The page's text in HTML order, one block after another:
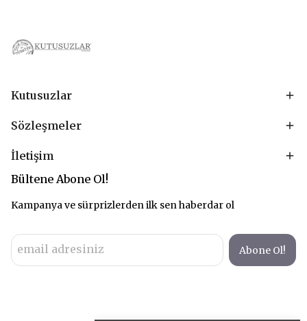
Kutusuzlar
Sözleşmeler
İletişim
Bültene Abone Ol!
Kampanya ve sürprizlerden ilk sen haberdar ol
Abone Ol!